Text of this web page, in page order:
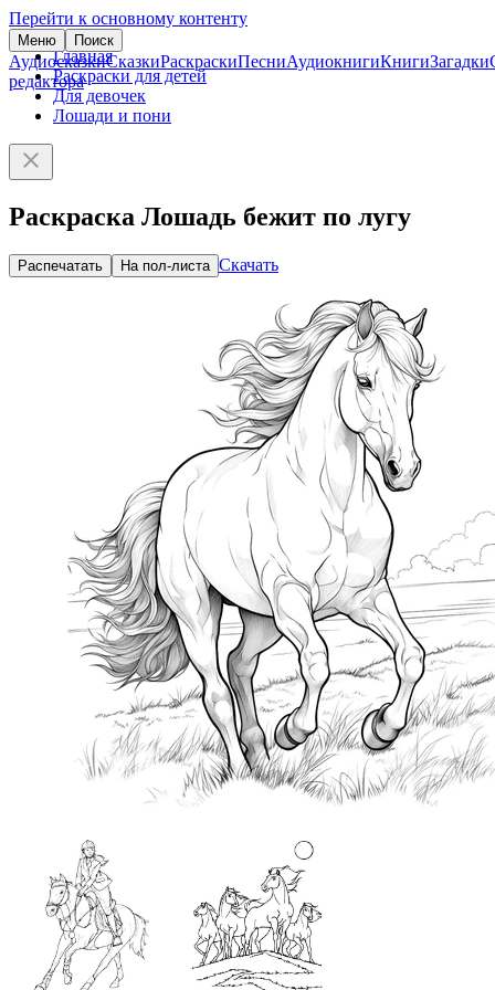
Перейти к основному контенту
Меню Поиск
АудиосказкиСказкиРаскраскиПесниАудиокнигиКнигиЗагадки
редактора
Главная
Раскраски для детей
Для девочек
Лошади и пони
Раскраска Лошадь бежит по лугу
Распечатать На пол-листа Скачать